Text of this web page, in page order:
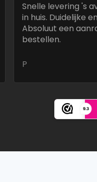
Snelle levering 's
in huis. Duidelijke
Absoluut een
bestellen.
P
9.3